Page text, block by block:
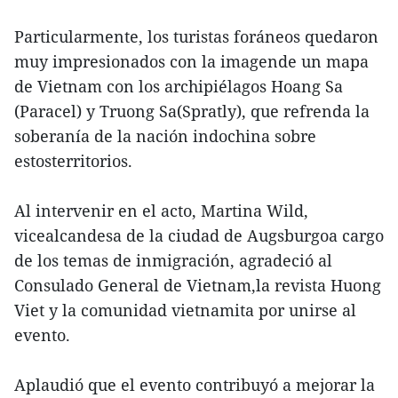
Particularmente, los turistas foráneos quedaron
muy impresionados con la imagende un mapa
de Vietnam con los archipiélagos Hoang Sa
(Paracel) y Truong Sa(Spratly), que refrenda la
soberanía de la nación indochina sobre
estosterritorios.
Al intervenir en el acto, Martina Wild,
vicealcandesa de la ciudad de Augsburgoa cargo
de los temas de inmigración, agradeció al
Consulado General de Vietnam,la revista Huong
Viet y la comunidad vietnamita por unirse al
evento.
Aplaudió que el evento contribuyó a mejorar la